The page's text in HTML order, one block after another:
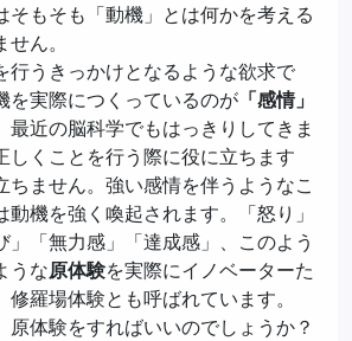
そもそも「動機」とは何かを考える
ん。
行うきっかけとなるような欲求で
を実際につくっているのが 「感情」
最近の脳科学でもはっきりしてきま
しくことを行う際に役に立ちます
ちません。強い感情を伴うようなこ
動機を強く喚起されます。「怒り」
」「無力感」「達成感」、このよう
うな原体験を実際にイノベーターた
羅場体験とも呼ばれています。
原体験をすればいいのでしょうか？